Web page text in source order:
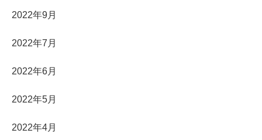
2022年9月
2022年7月
2022年6月
2022年5月
2022年4月